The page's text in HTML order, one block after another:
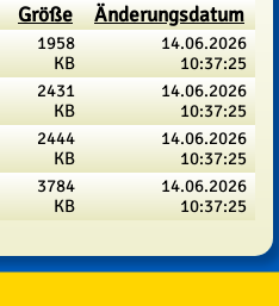
Größe Änderungsdatum
1958
KB
14.06.2026
10:37:25
2431
KB
14.06.2026
10:37:25
2444
KB
14.06.2026
10:37:25
3784
KB
14.06.2026
10:37:25